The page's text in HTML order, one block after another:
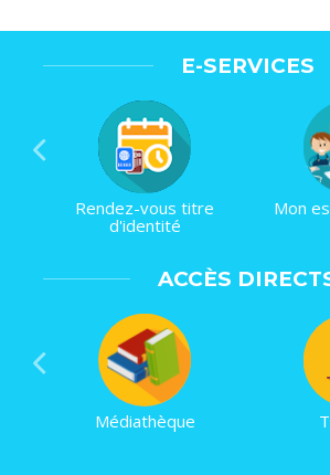
E-SERVICES
Rendez-vous titre
d'identité
Mon
ACCÈS
Médiathèque